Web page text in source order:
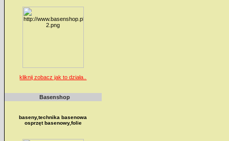
kliknij zobacz jak to działa..
Basenshop
baseny,technika basenowa
osprzęt basenowy,folie